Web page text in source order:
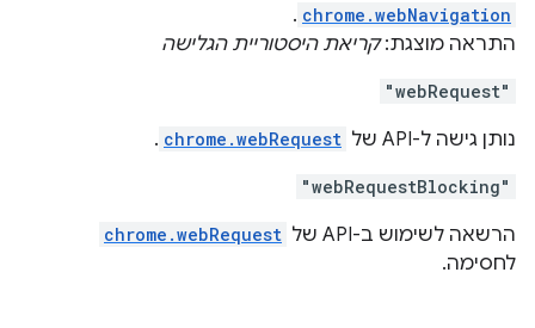
chrome.webNavigation
.
התראה מוצגת:קריאת היסטוריית הגלישה
"webRequest"
נותן גישה ל-API של chrome.webRequest
.
"webRequestBlocking"
הרשאה לשימוש ב-API של chrome.webRequest
לחסימה.